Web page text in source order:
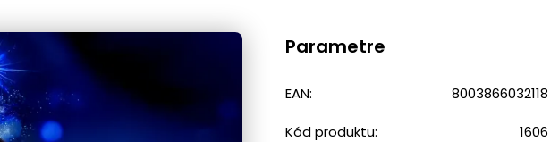
Parametre
EAN: 8003866032118
Kód produktu: 1606